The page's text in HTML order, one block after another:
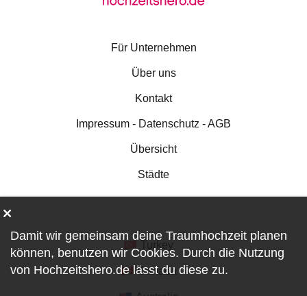
Für Unternehmen
Über uns
Kontakt
Impressum - Datenschutz - AGB
Übersicht
Städte
Canada
Damit wir gemeinsam deine Traumhochzeit planen
können, benutzen wir Cookies. Durch die Nutzung
von Hochzeitshero.de lässt du diese zu.